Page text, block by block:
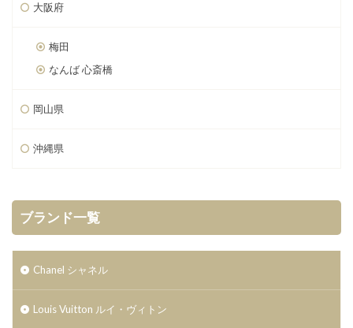
大阪府
梅田
なんば 心斎橋
岡山県
沖縄県
ブランド一覧
Chanel シャネル
Louis Vuitton ルイ・ヴィトン